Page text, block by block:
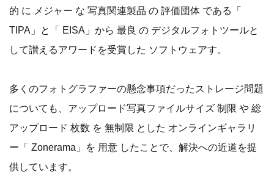
的 に メジャー な 写真関連製品 の 評価団体 である「
TIPA」と「 EISA」から 最良 の デジタルフォトツールと
して讃えるアワードを受賞した ソフトウェアす。
多くのフォトグラファーの懸念事項だったストレージ問題
についても、アップロード写真ファイルサイズ 制限 や 総
アップロード 枚数 を 無制限 とした オンラインギャラリ
ー「 Zonerama」を 用意 したことで、解決への近道を提
供しています。